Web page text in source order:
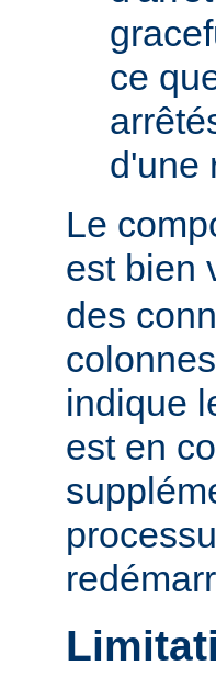
ce
d'une
Le
est bien
des
indique
est en